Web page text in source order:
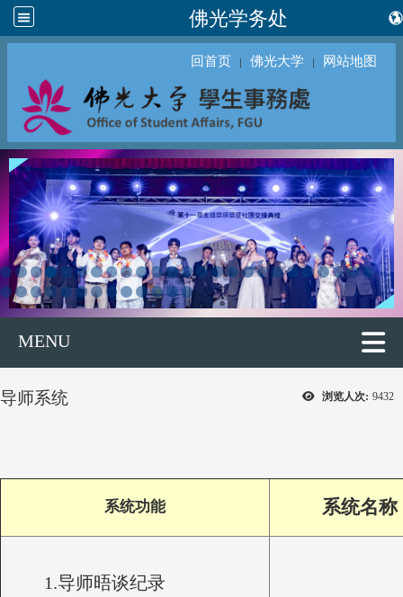
佛光学务处
回首页 ｜ 佛光大学 ｜ 网站地图
MENU
浏览人次: 9432
导师系统
系统功能 系统名称
1.导师晤谈纪录